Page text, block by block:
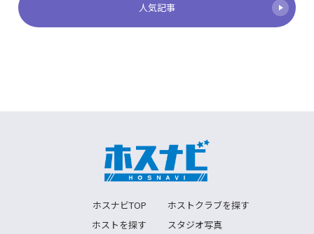
人気記事
ホスナビTOP
ホストクラブを探す
ホストを探す
スタジオ写真